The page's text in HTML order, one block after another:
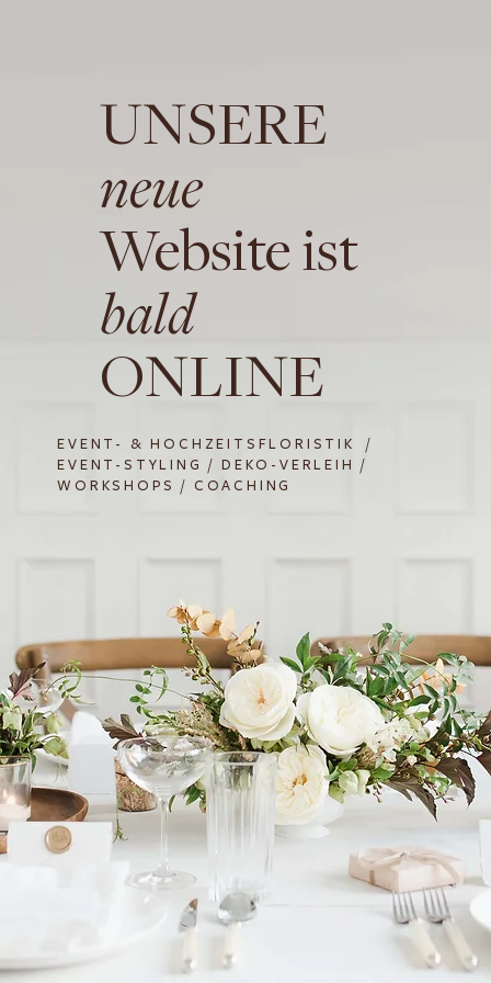
UNSERE
neue
Website ist
bald
ONLINE
EVENT- & HOCHZEITSFLORISTIK /
EVENT-STYLING / DEKO-VERLEIH /
WORKSHOPS / COACHING